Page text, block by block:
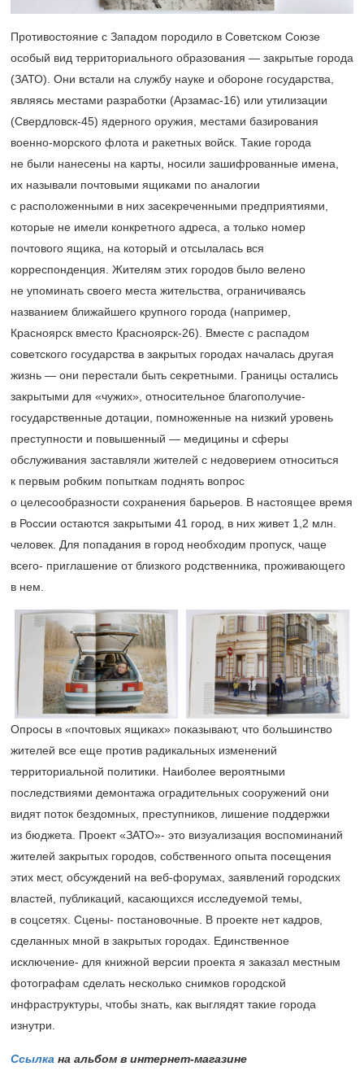
Противостояние с Западом породило в Советском Союзе
особый вид территориального образования — закрытые города
(ЗАТО). Они встали на службу науке и обороне государства,
являясь местами разработки (Арзамас-16) или утилизации
(Свердловск-45) ядерного оружия, местами базирования
военно-морского флота и ракетных войск. Такие города
не были нанесены на карты, носили зашифрованные имена,
их называли почтовыми ящиками по аналогии
с расположенными в них засекреченными предприятиями,
которые не имели конкретного адреса, а только номер
почтового ящика, на который и отсылалась вся
корреспонденция. Жителям этих городов было велено
не упоминать своего места жительства, ограничиваясь
названием ближайшего крупного города (например,
Красноярск вместо Красноярск-26). Вместе с распадом
советского государства в закрытых городах началась другая
жизнь — они перестали быть секретными. Границы остались
закрытыми для «чужих», относительное благополучие-
государственные дотации, помноженные на низкий уровень
преступности и повышенный — медицины и сферы
обслуживания заставляли жителей с недоверием относиться
к первым робким попыткам поднять вопрос
о целесообразности сохранения барьеров. В настоящее время
в России остаются закрытыми 41 город, в них живет 1,2 млн.
человек. Для попадания в город необходим пропуск, чаще
всего- приглашение от близкого родственника, проживающего
в нем.
Опросы в «почтовых ящиках» показывают, что большинство
жителей все еще против радикальных изменений
территориальной политики. Наиболее вероятными
последствиями демонтажа оградительных сооружений они
видят поток бездомных, преступников, лишение поддержки
из бюджета. Проект «ЗАТО»- это визуализация воспоминаний
жителей закрытых городов, собственного опыта посещения
этих мест, обсуждений на веб-форумах, заявлений городских
властей, публикаций, касающихся исследуемой темы,
в соцсетях. Сцены- постановочные. В проекте нет кадров,
сделанных мной в закрытых городах. Единственное
исключение- для книжной версии проекта я заказал местным
фотографам сделать несколько снимков городской
инфраструктуры, чтобы знать, как выглядят такие города
изнутри.
Ссылка на альбом в интернет-магазине